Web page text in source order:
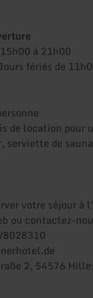
à 21h00
fériés de
de location pour
serviette de
votre séjour à
ou contactez-
8028310
2, 54576